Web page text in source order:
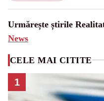
Urmărește știrile
News
CELE MAI CITITE
1